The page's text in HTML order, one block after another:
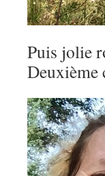
Puis jolie
Deuxième